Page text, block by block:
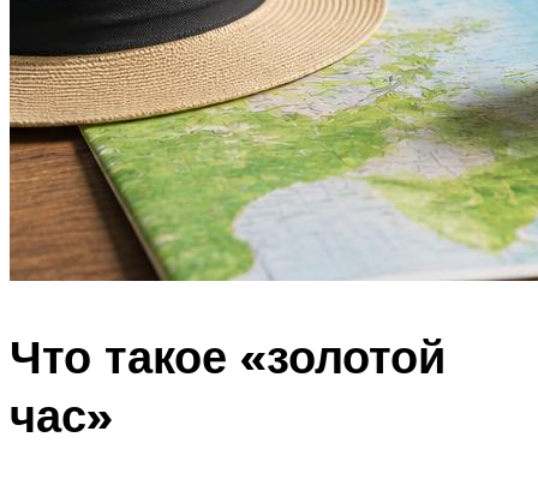
Что такое «золотой
час»